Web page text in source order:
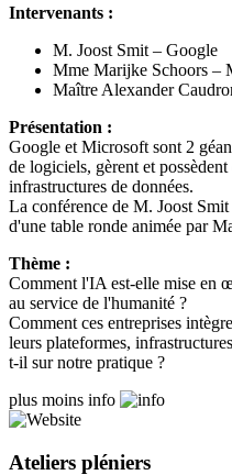
Intervenants :
M. Joost Smit – Google
Mme Marijke Schoors –
Maître Alexander
Présentation :
Google et Microsoft sont 2
de logiciels, gèrent et
infrastructures de données.
La conférence de M. Joost
d'une table ronde animée par
Thème :
Comment l'IA est-elle mise en
au service de l'humanité ?
Comment ces entreprises
leurs plateformes,
t-il sur notre pratique ?
plus moins info
Ateliers pléniers